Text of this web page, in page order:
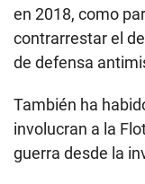
en 2018, como
contrarrestar el
de defensa
También ha
involucran a la
guerra desde la